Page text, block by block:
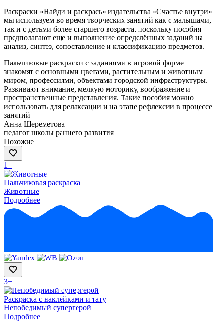
Раскраски «Найди и раскрась» издательства «Счастье внутри»
мы используем во время творческих занятий как с малышами,
так и с детьми более старшего возраста, поскольку пособия
предполагают еще и выполнение определённых заданий на
анализ, синтез, сопоставление и классификацию предметов.
Пальчиковые раскраски с заданиями в игровой форме
знакомят с основными цветами, растительным и животным
миром, профессиями, объектами городской инфраструктуры.
Развивают внимание, мелкую моторику, воображение и
пространственные представления. Такие пособия можно
использовать для релаксации и на этапе рефлексии в процессе
занятий.
Анна Шереметова
педагог школы раннего развития
Похожие
1+
Пальчиковая раскраска
Животные
Подробнее
3+
Раскраска с наклейками и тату
Непобедимый супергерой
Подробнее